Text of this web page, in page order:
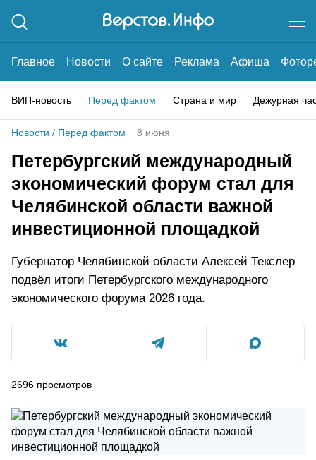
Главное Новости О сайте Реклама Афиша
ВИП-новость Перед фактом Страна и мир Дежурная
Новости / Перед фактом 8 июня
Петербургский международный
экономический форум стал для
Челябинской области важной
инвестиционной площадкой
Губернатор Челябинской области Алексей Текслер
подвёл итоги Петербургского международного
экономического форума 2026 года.
2696 просмотров